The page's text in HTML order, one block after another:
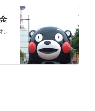
今回の熊本を震源とする地震で被災された皆さままだまだ余震も続き大変な時間を過ごされていると思います。心よりお見舞い申し上げます